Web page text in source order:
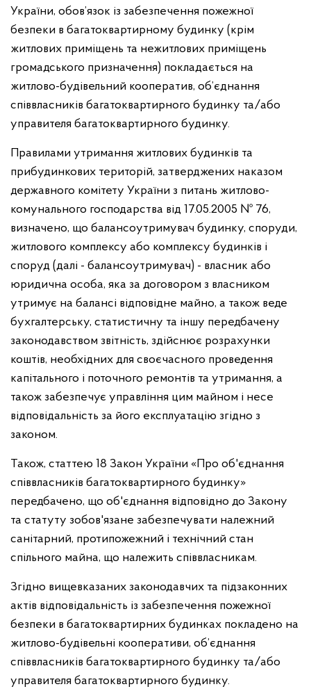
України, обов’язок із забезпечення пожежної
безпеки в багатоквартирному будинку (крім
житлових приміщень та нежитлових приміщень
громадського призначення) покладається на
житлово-будівельний кооператив, об’єднання
співвласників багатоквартирного будинку та/або
управителя багатоквартирного будинку.
Правилами утримання житлових будинків та
прибудинкових територій, затверджених наказом
державного комітету України з питань житлово-
комунального господарства від 17.05.2005 № 76,
визначено, що балансоутримувач будинку, споруди,
житлового комплексу або комплексу будинків і
споруд (далі - балансоутримувач) - власник або
юридична особа, яка за договором з власником
утримує на балансі відповідне майно, а також веде
бухгалтерську, статистичну та іншу передбачену
законодавством звітність, здійснює розрахунки
коштів, необхідних для своєчасного проведення
капітального і поточного ремонтів та утримання, а
також забезпечує управління цим майном і несе
відповідальність за його експлуатацію згідно з
законом.
Також, статтею 18 Закон України «Про об'єднання
співвласників багатоквартирного будинку»
передбачено, що об'єднання відповідно до Закону
та статуту зобов'язане забезпечувати належний
санітарний, протипожежний і технічний стан
спільного майна, що належить співвласникам.
Згідно вищевказаних законодавчих та підзаконних
актів відповідальність із забезпечення пожежної
безпеки в багатоквартирних будинках покладено на
житлово-будівельні кооперативи, об’єднання
співвласників багатоквартирного будинку та/або
управителя багатоквартирного будинку.